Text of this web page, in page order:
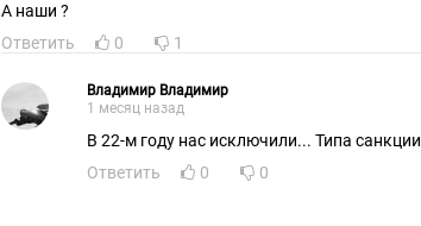
А наши ?
Ответить
0 1
Владимир Владимир
1 месяц назад
В 22-м году нас исключили... Типа санкции
Ответить
0 0